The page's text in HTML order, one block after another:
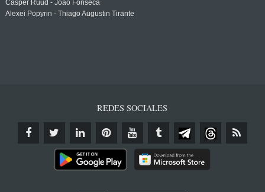
Casper Ruud - Joao Fonseca
Alexei Popyrin - Thiago Augustin Tirante
REDES SOCIALES